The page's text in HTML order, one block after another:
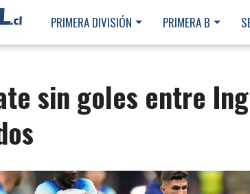
PRIMERA DIVISIÓN PRIMERA B
sin goles entre